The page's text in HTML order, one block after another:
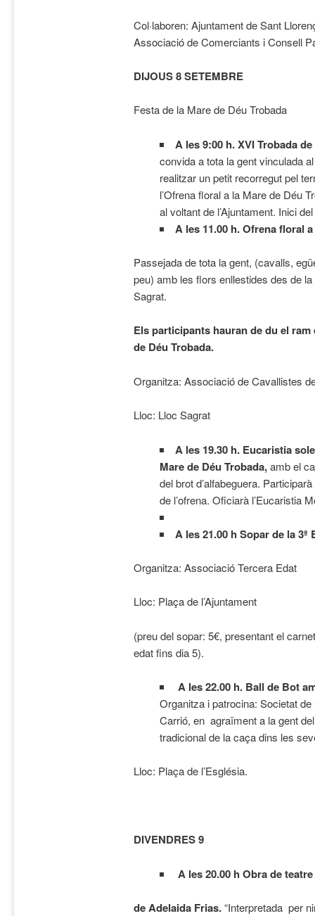
Col·laboren: Ajuntament de Sant
Associació de Comerciants i Consell
DIJOUS 8 SETEMBRE
Festa de la Mare de Déu Trobada
A les 9:00 h. XVI Trobada
convida a tota la gent vinculada
realitzar un petit recorregut pel
l’Ofrena floral a la Mare de Déu
al voltant de l’Ajuntament. Inici
A les 11.00 h. Ofrena floral
Passejada de tota la gent, (cavalls,
peu) amb les flors enllestides des de
Sagrat.
Els participants hauran de du el
de Déu Trobada.
Organitza: Associació de Cavallistes
Lloc: Lloc Sagrat
A les 19.30 h. Eucaristia
Mare de Déu Trobada,amb el
del brot d’alfabeguera.
de l’ofrena. Oficiarà l’Eucaristia
A les 21.00 h Sopar de la 3ª
Organitza: Associació Tercera Edat
Lloc: Plaça de l’Ajuntament
(preu del sopar: 5€, presentant el
edat fins dia 5).
A les 22.00 h. Ball de Bot
Organitza i patrocina: Societat
Carrió, en agraïment a la gent
tradicional de la caça dins les
Lloc: Plaça de l’Església.
DIVENDRES 9
A les 20.00 h Obra de
de Adelaida Frias.“Interpretada per